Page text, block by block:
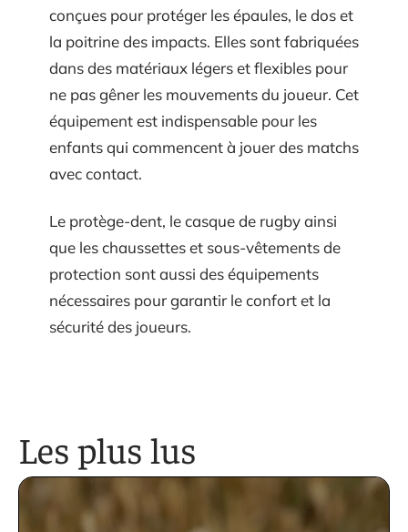
conçues pour protéger les épaules, le dos et
la poitrine des impacts. Elles sont fabriquées
dans des matériaux légers et flexibles pour
ne pas gêner les mouvements du joueur. Cet
équipement est indispensable pour les
enfants qui commencent à jouer des matchs
avec contact.
Le protège-dent, le casque de rugby ainsi
que les chaussettes et sous-vêtements de
protection sont aussi des équipements
nécessaires pour garantir le confort et la
sécurité des joueurs.
Les plus lus